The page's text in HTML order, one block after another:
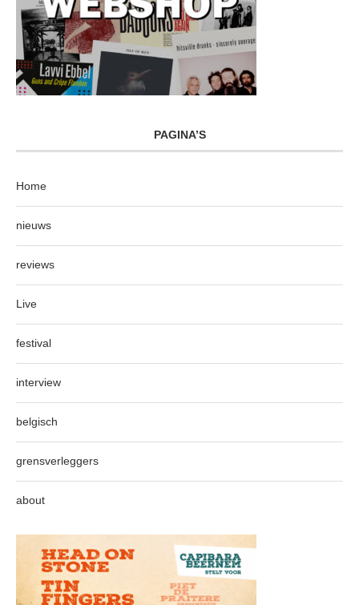
PAGINA’S
Home
nieuws
reviews
Live
festival
interview
belgisch
grensverleggers
about